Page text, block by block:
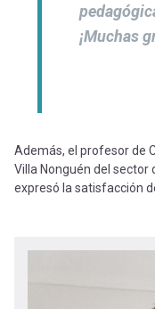
¡Muchas
Además, el profesor de
Villa Nonguén del sector
expresó la satisfacción